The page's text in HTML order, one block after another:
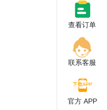
查看订单
联系客服
官方 APP